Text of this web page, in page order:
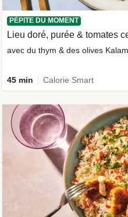
PÉPITE DU MOMENT
Lieu doré, purée & tomates
avec du thym & des olives
45 min Calorie Smart